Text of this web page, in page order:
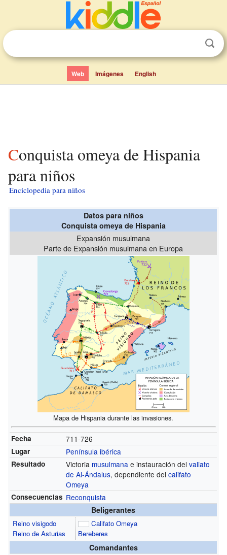
Web Imágenes English
Conquista omeya de Hispania
para niños
Enciclopedia para niños
Datos para niños
Conquista omeya de Hispania
Expansión musulmana
Parte de Expansión musulmana en Europa
Mapa de Hispania durante las invasiones.
Fecha 711-726
Lugar Península ibérica
Resultado Victoria musulmana e instauración delvaliato
de Al-Ándalus, dependiente delcalifato
Omeya
Consecuencias Reconquista
Beligerantes
Reino visigodo
Reino de Asturias
Califato Omeya
Bereberes
Comandantes